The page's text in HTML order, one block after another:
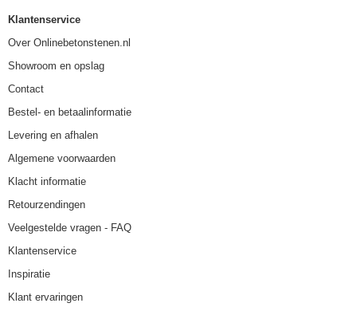
Klantenservice
Over Onlinebetonstenen.nl
Showroom en opslag
Contact
Bestel- en betaalinformatie
Levering en afhalen
Algemene voorwaarden
Klacht informatie
Retourzendingen
Veelgestelde vragen - FAQ
Klantenservice
Inspiratie
Klant ervaringen